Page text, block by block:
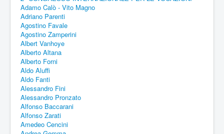
Adamo Calò - Vito Magno
Adriano Parenti
Agostino Favale
Agostino Zamperini
Albert Vanhoye
Alberto Altana
Alberto Forni
Aldo Aluffi
Aldo Fanti
Alessandro Fini
Alessandro Pronzato
Alfonso Baccarani
Alfonso Zarati
Amedeo Cencini